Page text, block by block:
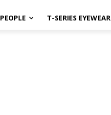
PEOPLE T-SERIES EYEWEAR